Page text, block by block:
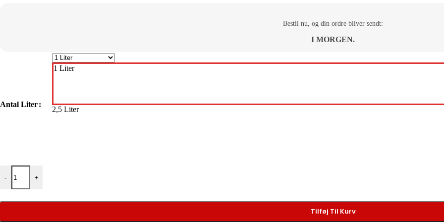
Bestil nu, og din ordre bliver sendt:
I MORGEN.
Antal Liter
1 Liter
2,5 Liter
-
Trærens antal
+
Tilføj Til Kurv